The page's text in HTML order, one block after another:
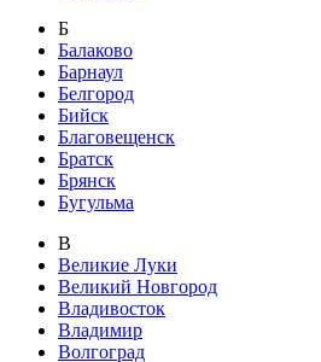
Б
Балаково
Барнаул
Белгород
Бийск
Благовещенск
Братск
Брянск
Бугульма
В
Великие Луки
Великий Новгород
Владивосток
Владимир
Волгоград